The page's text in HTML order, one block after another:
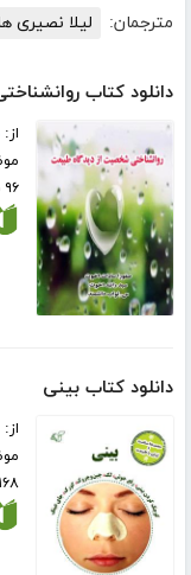
مترجمان: لیلا نصیری
دانلود کتاب
از:
۹۶ صفحه
دانلود کتاب بینی
از:
۱۶۸ صفحه